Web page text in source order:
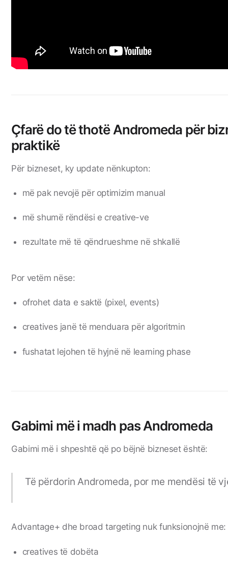
Çfarë do të thotë Andromeda për
praktikë
Për bizneset, ky update nënkupton:
më pak nevojë për optimizim manual
më shumë rëndësi e creative-ve
rezultate më të qëndrueshme në shkallë
Por vetëm nëse:
ofrohet data e saktë (pixel, events)
creatives janë të menduara për algoritmin
fushatat lejohen të hyjnë në learning phase
Gabimi më i madh pas Andromeda
Gabimi më i shpeshtë që po bëjnë bizneset është:
Të përdorin Andromeda, por me mendësi të
Advantage+ dhe broad targeting nuk funksionojnë me:
creatives të dobëta